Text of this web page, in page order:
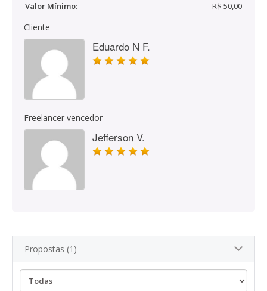
Valor Mínimo:
R$ 50,00
Cliente
Eduardo N F.
Freelancer vencedor
Jefferson V.
Propostas (1)